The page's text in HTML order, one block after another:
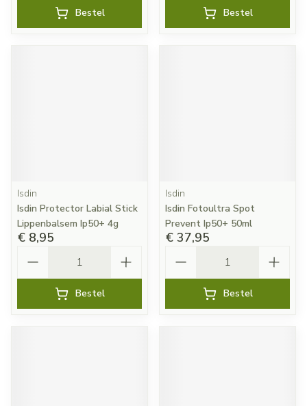
Bestel Bestel
Isdin
Isdin Protector Labial Stick
Lippenbalsem Ip50+ 4g
€ 8,95
Bestel
Isdin
Isdin Fotoultra Spot
Prevent Ip50+ 50ml
€ 37,95
Bestel